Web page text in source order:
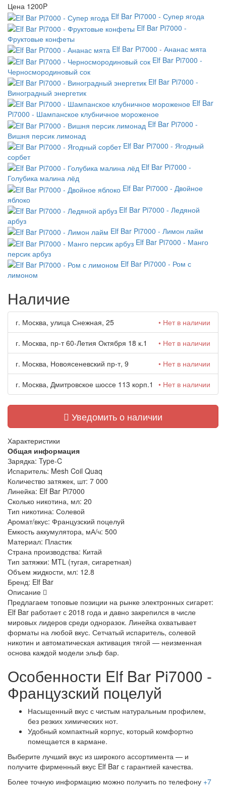
Цена 1200P
Elf Bar Pi7000 - Супер ягода
Elf Bar Pi7000 -
Фруктовые конфеты
Elf Bar Pi7000 - Ананас мята
Elf Bar Pi7000 -
Черносмородиновый сок
Elf Bar Pi7000 -
Виноградный энергетик
Elf Bar
Pi7000 - Шампанское клубничное мороженое
Elf Bar Pi7000 -
Вишня персик лимонад
Elf Bar Pi7000 - Ягодный
сорбет
Elf Bar Pi7000 -
Голубика малина лёд
Elf Bar Pi7000 - Двойное
яблоко
Elf Bar Pi7000 - Ледяной
арбуз
Elf Bar Pi7000 - Лимон лайм
Elf Bar Pi7000 - Манго
персик арбуз
Elf Bar Pi7000 - Ром с
лимоном
Наличие
г. Москва, улица Снежная, 25 • Нет в наличии
г. Москва, пр-т 60-Летия Октября 18 к.1 • Нет в наличии
г. Москва, Новоясеневский пр-т, 9 • Нет в наличии
г. Москва, Дмитровское шоссе 113 корп.1 • Нет в наличии
Уведомить о наличии
Характеристики
Общая информация
Зарядка: Type-C
Испаритель: Mesh Coil Quaq
Количество затяжек, шт: 7 000
Линейка: Elf Bar Pi7000
Сколько никотина, мл: 20
Тип никотина: Солевой
Аромат/вкус: Французский поцелуй
Емкость аккумулятора, мА/ч: 500
Материал: Пластик
Страна производства: Китай
Тип затяжки: MTL (тугая, сигаретная)
Объем жидкости, мл: 12.8
Бренд: Elf Bar
Описание
Предлагаем топовые позиции на рынке электронных сигарет:
Elf Bar работает с 2018 года и давно закрепился в числе
мировых лидеров среди одноразок. Линейка охватывает
форматы на любой вкус. Сетчатый испаритель, солевой
никотин и автоматическая активация тягой — неизменная
основа каждой модели эльф бар.
Особенности Elf Bar Pi7000 -
Французский поцелуй
Насыщенный вкус с чистым натуральным профилем,
без резких химических нот.
Удобный компактный корпус, который комфортно
помещается в кармане.
Выберите лучший вкус из широкого ассортимента — и
получите фирменный вкус Elf Bar с гарантией качества.
Более точную информацию можно получить по телефону +7